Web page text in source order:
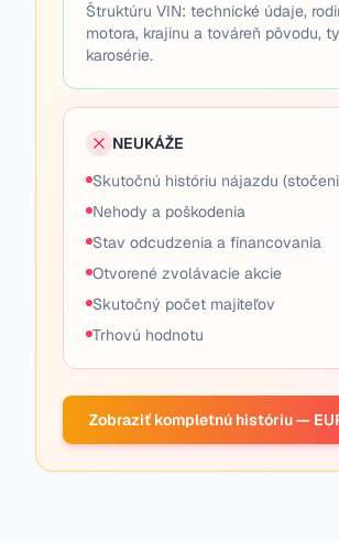
Štruktúru VIN: technické údaje,
motora, krajinu a továreň pôvodu,
karosérie.
NEUKÁŽE
Skutočnú históriu nájazdu
Nehody a poškodenia
Stav odcudzenia a financovania
Otvorené zvolávacie akcie
Skutočný počet majiteľov
Trhovú hodnotu
Zobraziť kompletnú históriu —